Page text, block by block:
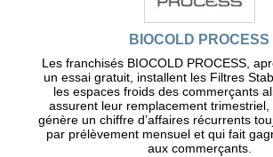
BIOCOLD PROCESS
Les franchisés BIOCOLD PROCESS,
un essai gratuit, installent les Filtres
les espaces froids des commerçants
assurent leur remplacement
génère un chiffre d’affaires récurrents
par prélèvement mensuel et qui fait
aux commerçants.